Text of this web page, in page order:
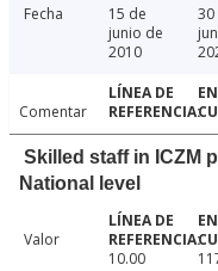
Fecha
15 de
junio de
2010
30
Comentar
Skilled staff in ICZM
National level
Valor
10.00